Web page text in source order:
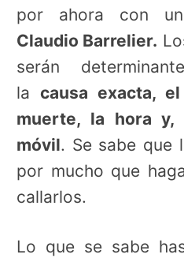
por ahora con
Claudio Barrelier.
serán
la causa exacta,
muerte, la hora y,
móvil. Se sabe que
por mucho que
callarlos.
Lo que se sabe